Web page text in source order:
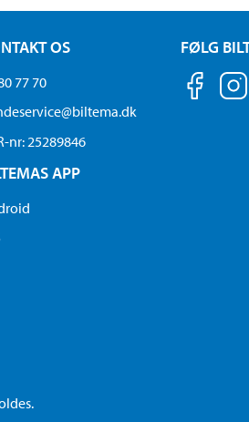
OS
77 70
nr: 25289846
APP
FØLG